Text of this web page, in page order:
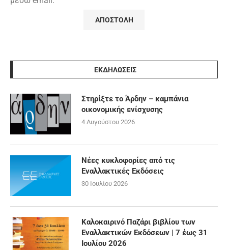
ΕΚΔΗΛΩΣΕΙΣ
Στηρίξτε το Άρδην – καμπάνια
οικονομικής ενίσχυσης
4 Αυγούστου 2026
Νέες κυκλοφορίες από τις
Εναλλακτικές Εκδόσεις
30 Ιουλίου 2026
Καλοκαιρινό Παζάρι βιβλίου των
Εναλλακτικών Εκδόσεων | 7 έως 31
Ιουλίου 2026